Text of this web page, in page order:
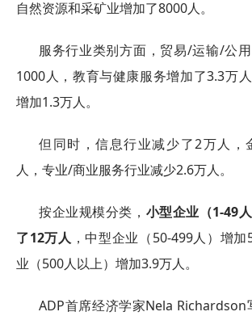
自然资源和采矿业增加了8000人。
服务行业类别方面，贸易/运输/公
1000人，教育与健康服务增加了3.3万
增加1.3万人。
但同时，信息行业减少了2万人，
人，专业/商业服务行业减少2.6万人。
按企业规模分类， 小型企业（1-49
了12万人 ，中型企业（50-499人）增
业（500人以上）增加3.9万人。
ADP首席经济学家Nela Richardson